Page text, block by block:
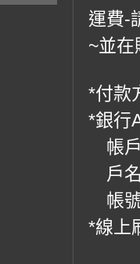
運費-
~並在
*付款
*銀行
帳戶
戶
帳
*線上